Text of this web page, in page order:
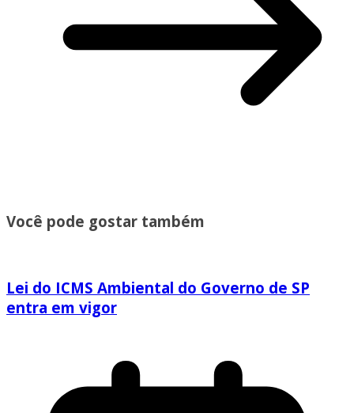
Você pode gostar também
Lei do ICMS Ambiental do Governo de SP
entra em vigor